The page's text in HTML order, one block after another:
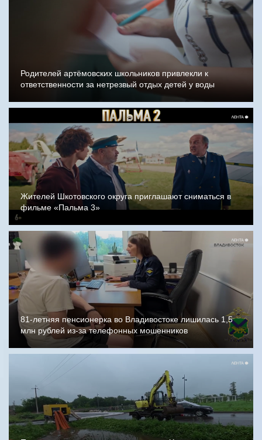
Родителей артёмовских школьников привлекли к
ответственности за нетрезвый отдых детей у воды
Жителей Шкотовского округа приглашают сниматься в
фильме «Пальма 3»
81-летняя пенсионерка во Владивостоке лишилась 1,5
млн рублей из-за телефонных мошенников